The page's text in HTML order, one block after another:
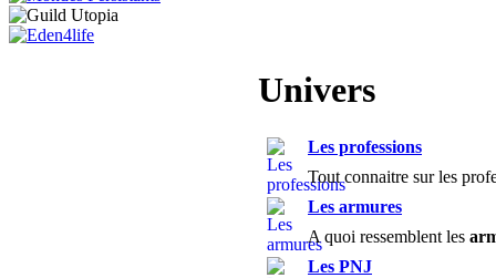
Univers
Les professions
Tout connaitre sur les
Les armures
A quoi ressemblent les
Les PNJ